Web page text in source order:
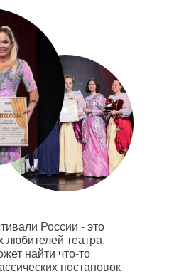
России - это
любителей театра.
найти что-то
постановок